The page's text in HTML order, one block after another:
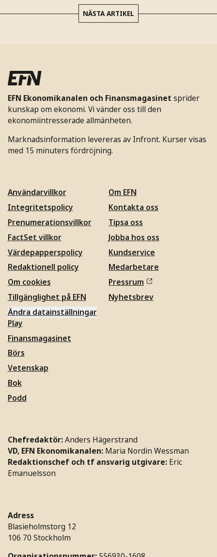
NÄSTA ARTIKEL
EFN Ekonomikanalen och Finansmagasinet sprider
kunskap om ekonomi. Vi vänder oss till den
ekonomiintresserade allmänheten.
Marknadsinformation levereras av Infront. Kurser visas
med 15 minuters fördröjning.
Användarvillkor
Integritetspolicy
Prenumerationsvillkor
FactSet villkor
Värdepapperspolicy
Redaktionell policy
Om cookies
Tillgänglighet på EFN
Ändra datainställningar
Om EFN
Kontakta oss
Tipsa oss
Jobba hos oss
Kundservice
Medarbetare
Pressrum
Nyhetsbrev
Play
Finansmagasinet
Börs
Vetenskap
Bok
Podd
Chefredaktör:Anders Hägerstrand
VD, EFN Ekonomikanalen: Maria Nordin Wessman
Redaktionschef och tf ansvarig utgivare: Eric
Emanuelsson
Adress
Blasieholmstorg 12
106 70 Stockholm